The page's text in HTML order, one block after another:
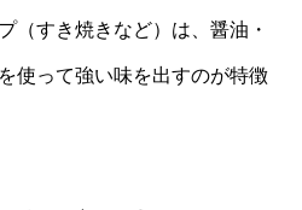
（すき焼きなど）は、醤油・
使って強い味を出すのが特徴